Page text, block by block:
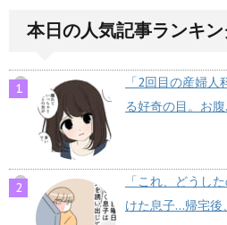
本日の人気記事ランキ
「2回目の産婦
る好奇の目。お腹
「これ、どうし
けた息子…帰宅後